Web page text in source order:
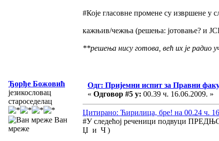
#Које гласовне промене су извршене у
кажњив/чежња (решења: јотовање? и
**решења нису готова, већ их је радио
Ђорђе Божовић
језикословац
староседелац
Ван
мреже
Одг: Пријемни испит за Правни
« Одговор #5 у: 00.39 ч. 16.06.2009. »
Цитирано: Ћирилица, бре! на 00.24 ч.
#У следећој реченици подвуци
Џ и Ч )